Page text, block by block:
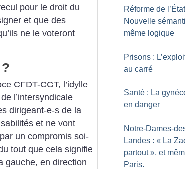
pour le droit du
et que des
ne le voteront
?
CFDT-CGT, l’idylle
l’intersyndicale
dirigeant-e-s de la
et ne vont
un compromis soi-
tout que cela signifie
gauche, en direction
Réforme de
Nouvelle
même logique
Prisons :
au carré
Santé : La
en danger
Notre-Dames-
Landes : « La
partout », et
Paris.